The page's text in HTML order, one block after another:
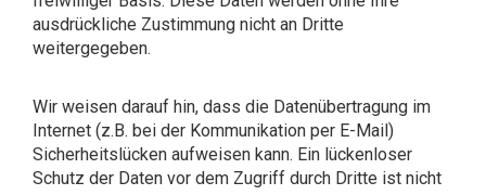
ausdrückliche Zustimmung nicht an Dritte
weitergegeben.
Wir weisen darauf hin, dass die Datenübertragung im
Internet (z.B. bei der Kommunikation per E-Mail)
Sicherheitslücken aufweisen kann. Ein lückenloser
Schutz der Daten vor dem Zugriff durch Dritte ist nicht